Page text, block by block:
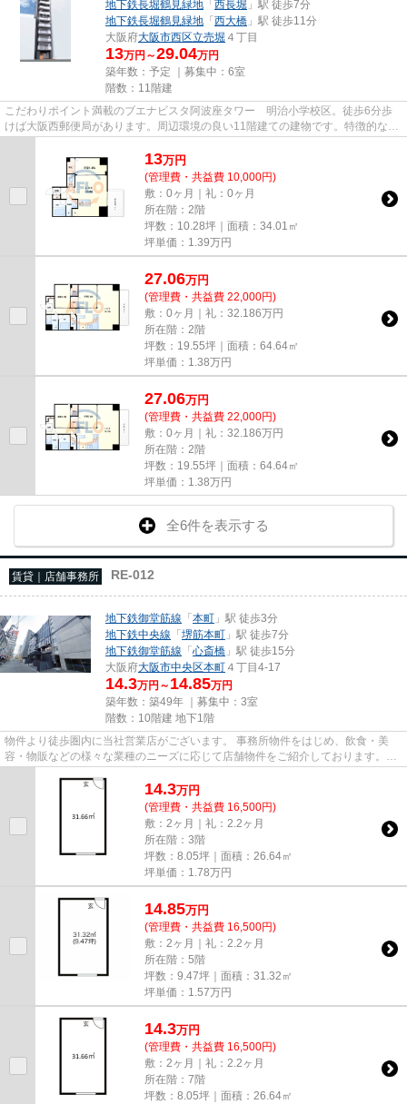
地下鉄長堀鶴見緑地 「 西長堀 」駅 徒歩7分
地下鉄長堀鶴見緑地 「西大橋 」駅 徒歩11分
大阪府大阪市西区立売堀 ４丁目
13万円～29.04万円
築年数：予定 ｜募集中： 6室
階数：11階建
こだわりポイント満載のブエナビスタ阿波座タワー 明治小学校区。徒歩6分歩
けば大阪西郵便局があります。周辺環境の良い11階建ての建物です。特徴的な外
観と洗練された設計の内装を持...
13万円
(管理費・共益費 10,000円)
敷：0ヶ月｜礼：0ヶ月
所在階：2階
坪数：10.28坪｜面積：34.01㎡
坪単価： 1.39万円
27.06万円
(管理費・共益費 22,000円)
敷：0ヶ月｜礼：32.186万円
所在階：2階
坪数：19.55坪｜面積：64.64㎡
坪単価： 1.38万円
27.06万円
(管理費・共益費 22,000円)
敷：0ヶ月｜礼：32.186万円
所在階：2階
坪数：19.55坪｜面積：64.64㎡
坪単価： 1.38万円
全6件を表示する
賃貸｜店舗事務所 RE-012
地下鉄御堂筋線 「本町 」駅 徒歩3分
地下鉄中央線 「堺筋本町 」駅 徒歩7分
地下鉄御堂筋線 「心斎橋 」駅 徒歩15分
大阪府大阪市中央区本町 ４丁目4-17
14.3万円～ 14.85万円
築年数：築49年 ｜募集中： 3室
階数：10階建 地下1階
物件より徒歩圏内に当社営業店がございます。 事務所物件をはじめ、飲食・美
容・物販などの様々な業種のニーズに応じて店舗物件をご紹介しております。
尚、弊社ではおとり広告は一切...
14.3万円
(管理費・共益費 16,500円)
敷：2ヶ月｜礼：2.2ヶ月
所在階：3階
坪数：8.05坪｜面積：26.64㎡
坪単価： 1.78万円
14.85万円
(管理費・共益費 16,500円)
敷：2ヶ月｜礼：2.2ヶ月
所在階：5階
坪数：9.47坪｜面積：31.32㎡
坪単価： 1.57万円
14.3万円
(管理費・共益費 16,500円)
敷：2ヶ月｜礼：2.2ヶ月
所在階：7階
坪数：8.05坪｜面積：26.64㎡